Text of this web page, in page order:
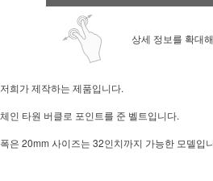
상세 정보를 확대
저희가 제작하는 제품입니다.
체인 타원 버클로 포인트를 준 벨트입니다.
폭은 20mm 사이즈는 32인치까지 가능한 모델입